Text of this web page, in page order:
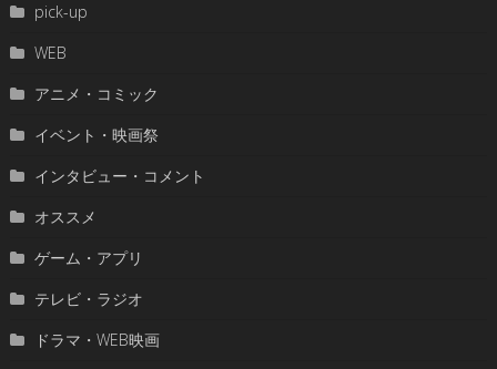
pick-up
WEB
アニメ・コミック
イベント・映画祭
インタビュー・コメント
オススメ
ゲーム・アプリ
テレビ・ラジオ
ドラマ・WEB映画